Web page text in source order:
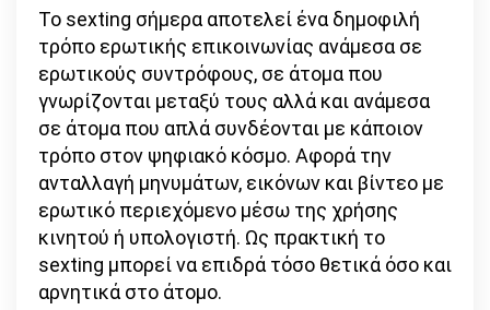
ή
σύμπτωμα
Το sexting σήμερα αποτελεί ένα δημοφιλή
τρόπο ερωτικής επικοινωνίας ανάμεσα σε
ερωτικούς συντρόφους, σε άτομα που
γνωρίζονται μεταξύ τους αλλά και ανάμεσα
σε άτομα που απλά συνδέονται με κάποιον
τρόπο στον ψηφιακό κόσμο. Αφορά την
ανταλλαγή μηνυμάτων, εικόνων και βίντεο με
ερωτικό περιεχόμενο μέσω της χρήσης
κινητού ή υπολογιστή. Ως πρακτική το
sexting μπορεί να επιδρά τόσο θετικά όσο και
αρνητικά στο άτομο.